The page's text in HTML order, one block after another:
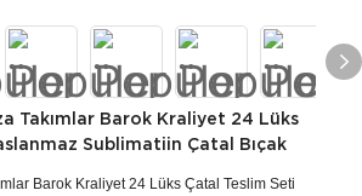
Takımlar Barok Kraliyet 24 Lüks
Sublimatiin Çatal Bıçak
Barok Kraliyet 24 Lüks Çatal Teslim Seti